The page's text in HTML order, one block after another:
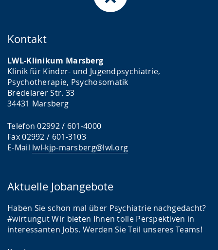
Kontakt
LWL-Klinikum Marsberg
Klinik für Kinder- und Jugendpsychiatrie,
Psychotherapie, Psychosomatik
Bredelarer Str. 33
34431 Marsberg
Telefon 02992 / 601-4000
Fax 02992 / 601-3103
E-Mail lwl-kjp-marsberg@lwl.org
Aktuelle Jobangebote
Haben Sie schon mal über Psychiatrie nachgedacht?
#wirtungut Wir bieten Ihnen tolle Perspektiven in
interessanten Jobs. Werden Sie Teil unseres Teams!